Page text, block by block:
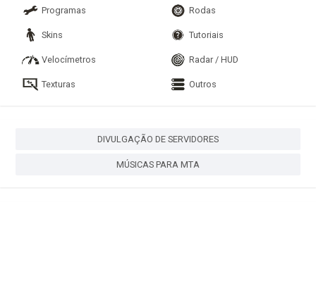
Programas Rodas
Skins Tutoriais
Velocímetros Radar / HUD
Texturas Outros
DIVULGAÇÃO DE SERVIDORES
MÚSICAS PARA MTA